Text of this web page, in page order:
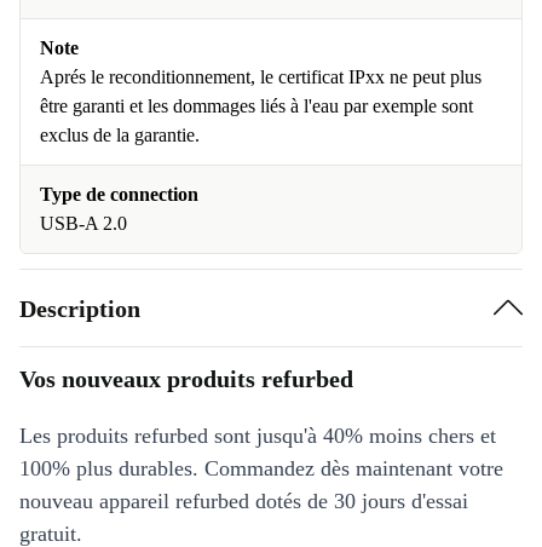
Note
Aprés le reconditionnement, le certificat IPxx ne peut plus
être garanti et les dommages liés à l'eau par exemple sont
exclus de la garantie.
Type de connection
USB-A 2.0
Description
Vos nouveaux produits refurbed
Les produits refurbed sont jusqu'à 40% moins chers et
100% plus durables. Commandez dès maintenant votre
nouveau appareil refurbed dotés de 30 jours d'essai
gratuit.